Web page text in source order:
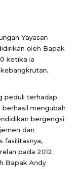
Yayasan
oleh Bapak
ketika ia
peduli terhadap
mengubah
bergengsi
dan
fasilitasnya,
pada 2012.
Bapak Andy